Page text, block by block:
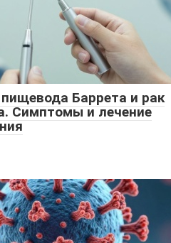
Баррета и рак
Симптомы и лечение